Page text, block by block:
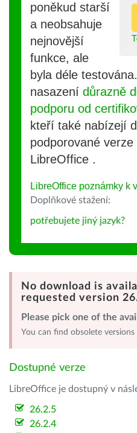
poněkud starší
a neobsahuje
nejnovější
funkce, ale
byla déle
nasazení důrazně
podporu od
kteří také nabízejí
podporované verze
LibreOffice .
LibreOffice poznámky k
Doplňkové stažení:
potřebujete jiný jazyk?
No download is
requested version
Please pick one of the
You can find obsolete
Dostupné verze
LibreOffice je dostupný v
26.2.5
26.2.4